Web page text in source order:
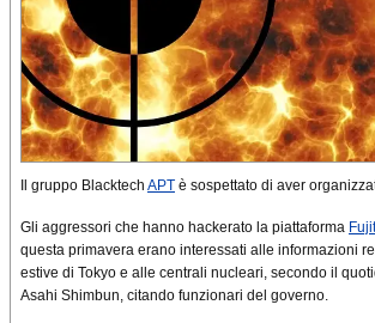
Il gruppo Blacktech APT è sospettato di aver
Gli aggressori che hanno hackerato la piattaforma
questa primavera erano interessati alle informazioni
estive di Tokyo e alle centrali nucleari, secondo il
Asahi Shimbun, citando funzionari del governo.